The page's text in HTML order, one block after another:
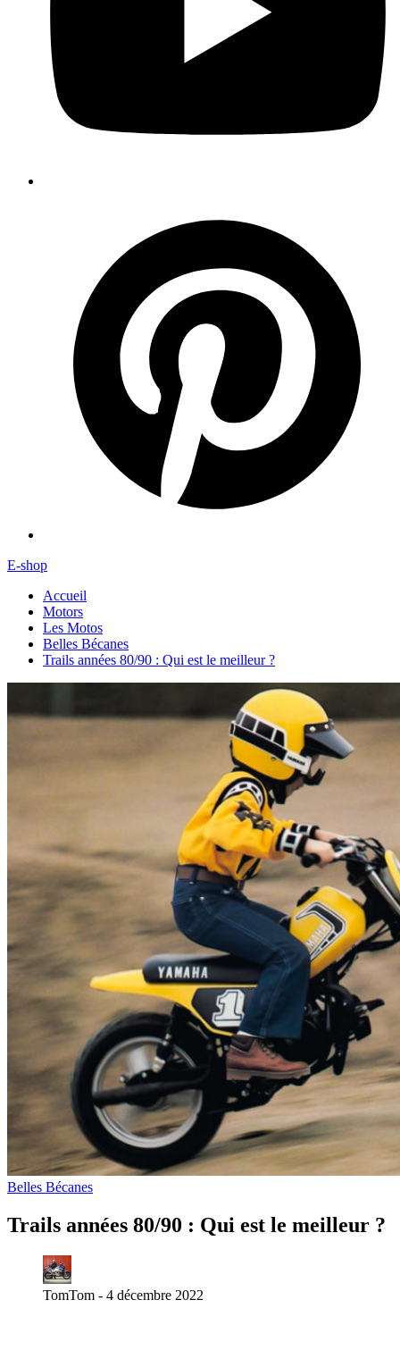
E-shop
Accueil
Motors
Les Motos
Belles Bécanes
Trails années 80/90 : Qui est le meilleur ?
Belles Bécanes
Trails années 80/90 : Qui est le meilleur ?
TomTom - 4 décembre 2022